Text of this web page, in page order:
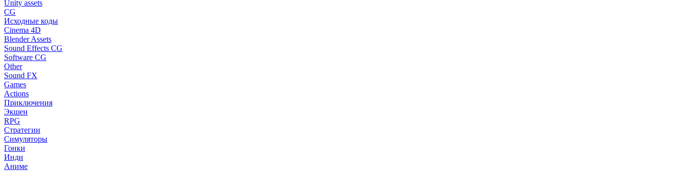
Unity assets
CG
Исходные коды
Cinema 4D
Blender Assets
Sound Effects CG
Software CG
Other
Sound FX
Games
Actions
Приключения
Экшен
RPG
Стратегии
Симуляторы
Гонки
Инди
Аниме